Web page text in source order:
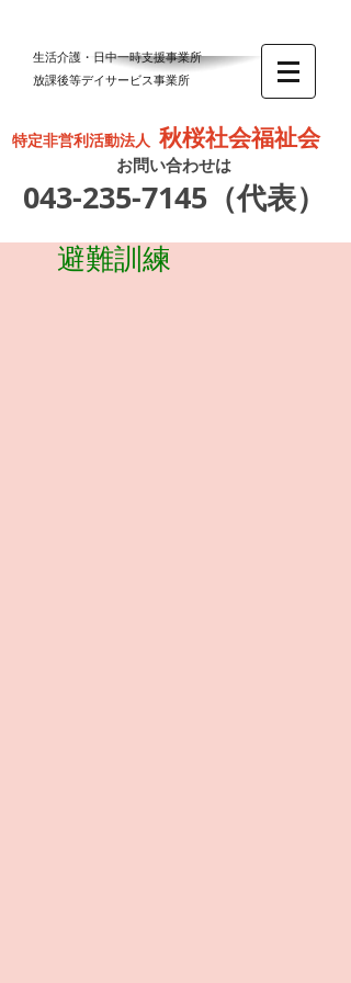
生活介護・日中一時支援事業所
放課後等デイサービス事業所
特定非営利活動法人 秋桜社会福祉会
お問い合わせは
043-235-7145 （代表）
避難訓練